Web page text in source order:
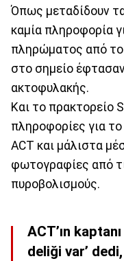
Όπως μεταδίδουν
καμία πληροφορία
πληρώματος από το
στο σημείο
ακτοφυλακής.
Και το πρακτορείο
πληροφορίες για
ACT και μάλιστα
φωτογραφίες από
πυροβολισμούς.
ACT’ın
deliği var’